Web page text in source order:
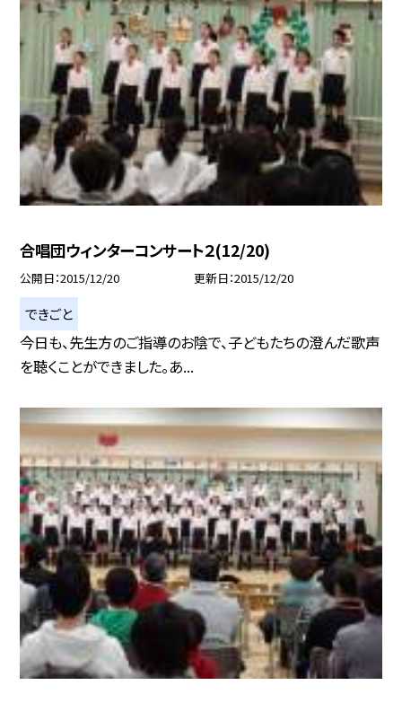
合唱団ウィンターコンサート２(12/20)
公開日 2015/12/20 更新日 2015/12/20
できごと
今日も、先生方のご指導のお陰で、子どもたちの澄んだ歌声
を聴くことができました。あ...